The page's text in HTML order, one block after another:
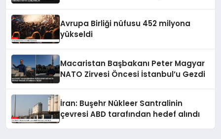
Avrupa Birliği nüfusu 452 milyona
yükseldi
Macaristan Başbakanı Peter Magyar
NATO Zirvesi Öncesi İstanbul’u Gezdi
İran: Buşehr Nükleer Santralinin
çevresi ABD tarafından hedef alındı